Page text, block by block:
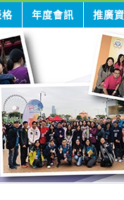
格 年度會訊 推廣